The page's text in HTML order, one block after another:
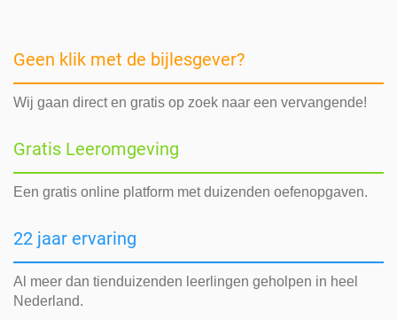
Geen klik met de bijlesgever?
Wij gaan direct en gratis op zoek naar een vervangende!
Gratis Leeromgeving
Een gratis online platform met duizenden oefenopgaven.
22 jaar ervaring
Al meer dan tienduizenden leerlingen geholpen in heel
Nederland.